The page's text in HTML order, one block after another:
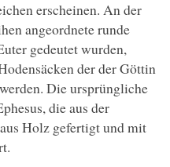
erscheinen. An der
angeordnete runde
gedeutet wurden,
der der Göttin
Die ursprüngliche
die aus der
Holz gefertigt und mit